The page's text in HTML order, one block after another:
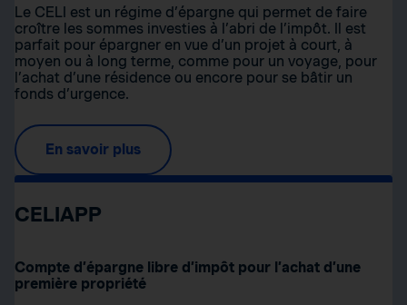
Le CELI est un régime d’épargne qui permet de faire
croître les sommes investies à l’abri de l’impôt. Il est
parfait pour épargner en vue d’un projet à court, à
moyen ou à long terme, comme pour un voyage, pour
l’achat d’une résidence ou encore pour se bâtir un
fonds d’urgence.
En savoir plus
CELIAPP
Compte d’épargne libre d’impôt pour l’achat d’une
première propriété